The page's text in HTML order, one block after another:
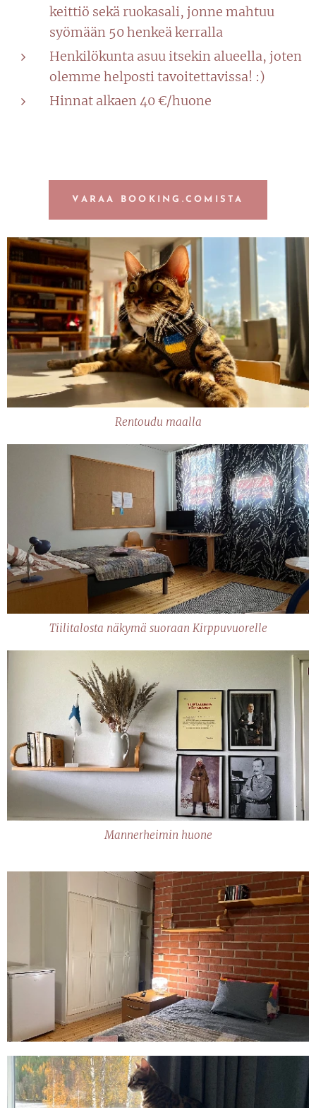
keittiö sekä ruokasali, jonne mahtuu
syömään 50 henkeä kerralla
Henkilökunta asuu itsekin alueella, joten
olemme helposti tavoitettavissa! :)
Hinnat alkaen 40 €/huone
VARAA BOOKING.COMISTA
Rentoudu maalla
Tiilitalosta näkymä suoraan Kirppuvuorelle
Mannerheimin huone